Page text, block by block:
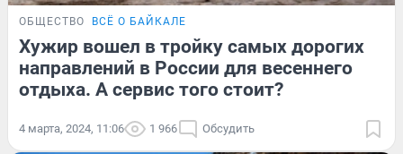
ОБЩЕСТВО ВСЁ О БАЙКАЛЕ
Хужир вошел в тройку самых дорогих
направлений в России для весеннего
отдыха. А сервис того стоит?
4 марта, 2024, 11:06 1 966 Обсудить